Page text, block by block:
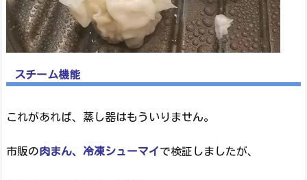
スチーム機能
これがあれば、蒸し器はもういりません。
市販の肉まん、冷凍シューマイで検証しましたが、